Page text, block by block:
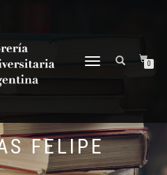
NAVEGACIÓN
0
FELIPE